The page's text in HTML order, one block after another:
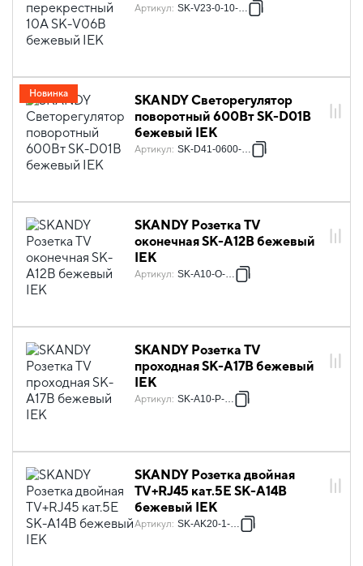
Артикул: SK-V23-0-10-K10
SKANDY Светорегулятор
поворотный 600Вт SK-D01B
бежевый IEK
Артикул: SK-D41-0600-K10
Новинка
SKANDY Розетка TV
оконечная SK-A12B бежевый
IEK
Артикул: SK-A10-O-K10
SKANDY Розетка TV
проходная SK-A17B бежевый
IEK
Артикул: SK-A10-P-K10
SKANDY Розетка двойная
TV+RJ45 кат.5E SK-A14B
бежевый IEK
Артикул: SK-AK20-1-K10